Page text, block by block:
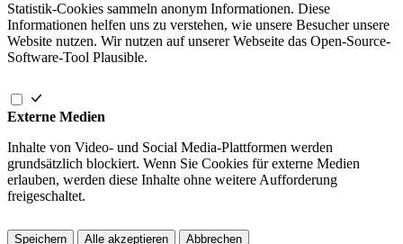
Statistik-Cookies sammeln anonym Informationen. Diese
Informationen helfen uns zu verstehen, wie unsere Besucher unsere
Website nutzen. Wir nutzen auf unserer Webseite das Open-Source-
Software-Tool Plausible.
Externe Medien
Inhalte von Video- und Social Media-Plattformen werden
grundsätzlich blockiert. Wenn Sie Cookies für externe Medien
erlauben, werden diese Inhalte ohne weitere Aufforderung
freigeschaltet.
Speichern Alle akzeptieren Abbrechen